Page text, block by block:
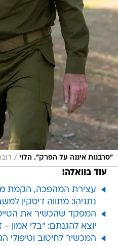
"סרבנות איננה על הפרק". הלוי /
עוד בוואלה!
עצירת המהפכה, הקמת
נתניהו: מתווה דיסקין
המפקד שהכשיר את
יוצא להגנתם: "בלי אמון
המכשיר לחיטוב וטיפולי